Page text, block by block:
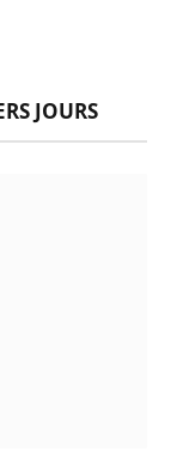
JOURS